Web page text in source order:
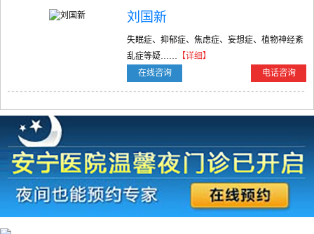
刘国新
失眠症、抑郁症、焦虑症、妄想症、植物神经紊
乱症等疑……
【详细】
在线咨询
电话咨询